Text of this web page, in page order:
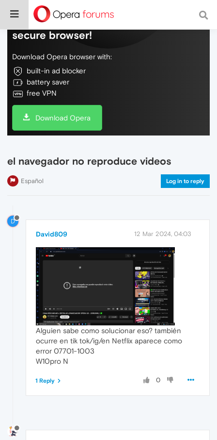
Do more on the web, with a fast and
secure browser!
Download Opera browser with:
built-in ad blocker
battery saver
free VPN
Download Opera
el navegador no reproduce videos
Español Log in to reply
D
David809 12 Mar 2024, 04:03
Alguien sabe como solucionar eso? también
ocurre en tik tok/ig/en Netflix aparece como
error 07701-1003
W10pro N
0
1 Reply